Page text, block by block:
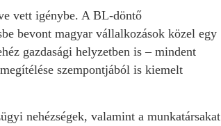
vett igénybe. A BL-döntő
bevont magyar vállalkozások közel egy
gazdasági helyzetben is – mindent
szempontjából is kiemelt
nehézségek, valamint a munkatársakat